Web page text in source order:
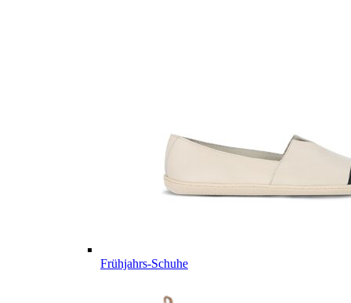
Frühjahrs-Schuhe